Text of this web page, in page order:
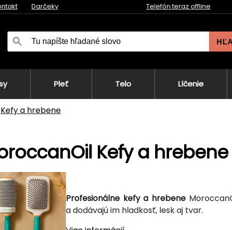
Darčeky Telefón teraz offline
Pleť Telo Líčenie
Kefy a hrebene
Kefy a hrebene
Profesionálne kefy a hrebene
a dodávajú im hladkosť, lesk aj tvar.